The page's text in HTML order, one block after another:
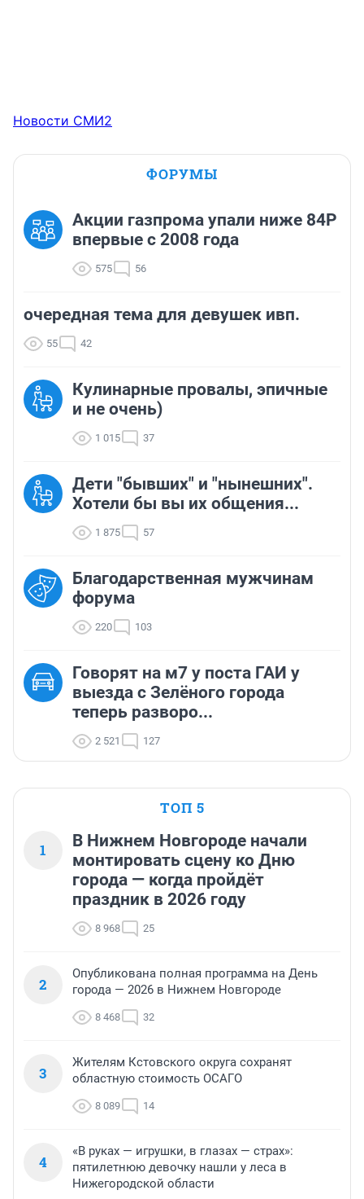
Новости СМИ2
ФОРУМЫ
Акции газпрома упали ниже 84Р
впервые с 2008 года
575 56
очередная тема для девушек ивп.
55 42
Кулинарные провалы, эпичные
и не очень)
1 015 37
Дети "бывших" и "нынешних".
Хотели бы вы их общения...
1 875 57
Благодарственная мужчинам
форума
220 103
Говорят на м7 у поста ГАИ у
выезда с Зелёного города
теперь разворо...
2 521 127
ТОП 5
1
В Нижнем Новгороде начали
монтировать сцену ко Дню
города — когда пройдёт
праздник в 2026 году
8 968 25
2
Опубликована полная программа на День
города — 2026 в Нижнем Новгороде
8 468 32
3
Жителям Кстовского округа сохранят
областную стоимость ОСАГО
8 089 14
4
«В руках — игрушки, в глазах — страх»:
пятилетнюю девочку нашли у леса в
Нижегородской области